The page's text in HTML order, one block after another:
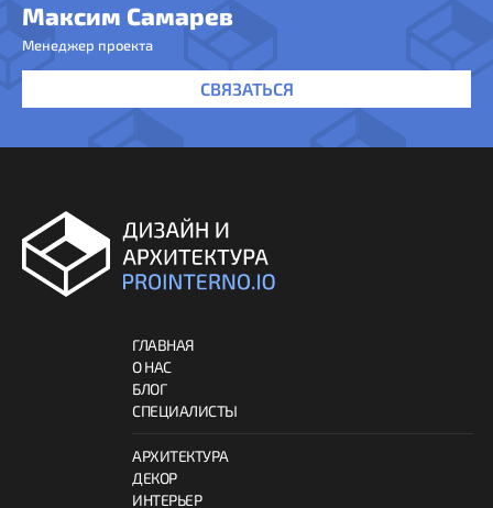
Максим Самарев
Менеджер проекта
СВЯЗАТЬСЯ
ГЛАВНАЯ
О НАС
БЛОГ
СПЕЦИАЛИСТЫ
АРХИТЕКТУРА
ДЕКОР
ИНТЕРЬЕР